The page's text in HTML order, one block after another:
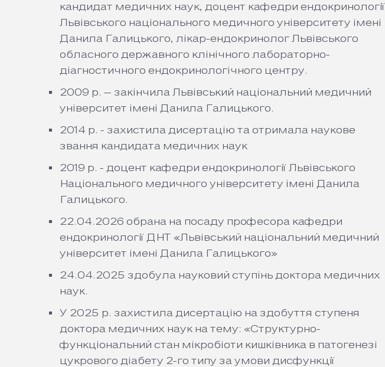
кандидат медичних наук, доцент кафедри ендокринології
Львівського національного медичного університету імені
Данила Галицького, лікар-ендокринолог Львівського
обласного державного клінічного лабораторно-
діагностичного ендокринологічного центру.
2009 р. – закінчила Львівський національний медичний
університет імені Данила Галицького.
2014 р. - захистила дисертацію та отримала наукове
звання кандидата медичних наук
2019 р. - доцент кафедри ендокринології Львівського
Національного медичного університету імені Данила
Галицького.
22.04.2026 обрана на посаду професора кафедри
ендокринології ДНТ «Львівський національний медичний
університет імені Данила Галицького»
24.04.2025 здобула науковий ступінь доктора медичних
наук.
У 2025 р. захистила дисертацію на здобуття ступеня
доктора медичних наук на тему: «Структурно-
функціональний стан мікробіоти кишківника в патогенезі
цукрового діабету 2-го типу за умови дисфункції